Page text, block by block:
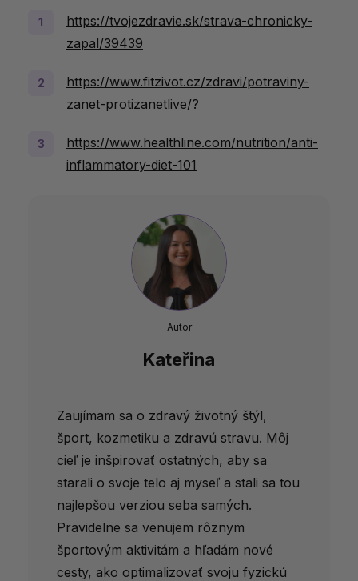
https://tvojezdravie.sk/strava-chronicky-
zapal/39439
https://www.fitzivot.cz/zdravi/potraviny-
zanet-protizanetlive/?
https://www.healthline.com/nutrition/anti-
inflammatory-diet-101
Autor
Kateřina
Zaujímam sa o zdravý životný štýl,
šport, kozmetiku a zdravú stravu. Môj
cieľ je inšpirovať ostatných, aby sa
starali o svoje telo aj myseľ a stali sa tou
najlepšou verziou seba samých.
Pravidelne sa venujem rôznym
športovým aktivitám a hľadám nové
cesty, ako optimalizovať svoju fyzickú